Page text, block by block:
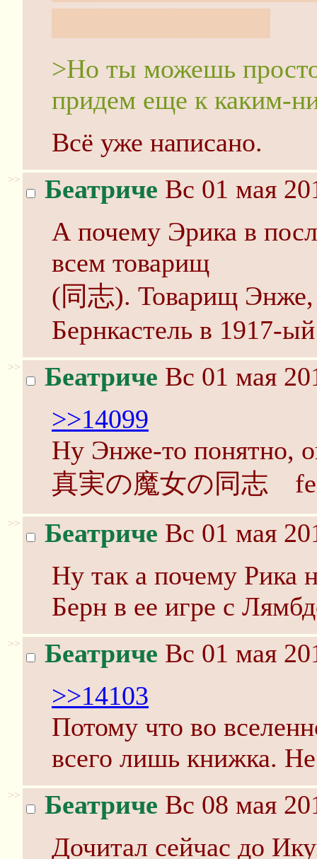
>Но ты можешь
придем еще к каким-
Всё уже написано.
>> Беатриче Вс 01 мая
А почему Эрика в
всем товарищ
(同志). Товарищ
Бернкастель в 1917-
>> Беатриче Вс 01 мая
>>14099
Ну Энже-то понятно,
真実の魔女の同志
>> Беатриче Вс 01 мая
Ну так а почему Рика
Берн в ее игре с
>> Беатриче Вс 01 мая
>>14103
Потому что во
всего лишь книжка.
>> Беатриче Вс 08 мая
Дочитал сейчас до